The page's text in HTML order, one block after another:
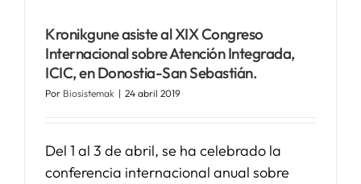
Kronikgune asiste al XIX Congreso
Internacional sobre Atención Integrada,
ICIC, en Donostia-San Sebastián.
Por Biosistemak | 24 abril 2019
Del 1 al 3 de abril, se ha celebrado la
conferencia internacional anual sobre